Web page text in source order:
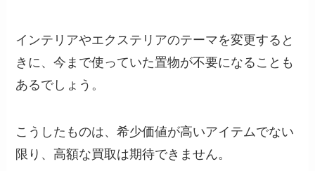
インテリアやエクステリアのテーマを変更すると
きに、今まで使っていた置物が不要になることも
あるでしょう。
こうしたものは、希少価値が高いアイテムでない
限り、高額な買取は期待できません。